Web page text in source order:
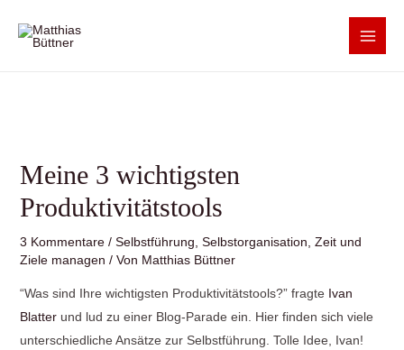
Meine 3 wichtigsten
Produktivitätstools
3 Kommentare / Selbstführung Selbstorganisation Zeit und
Ziele managen / Von Matthias Büttner
“Was sind Ihre wichtigsten Produktivitätstools?” fragteIvan
Blatterund lud zu einer Blog-Parade ein. Hier finden sich viele
unterschiedliche Ansätze zur Selbstführung. Tolle Idee, Ivan!